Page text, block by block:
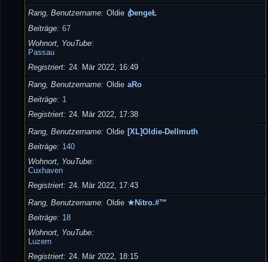
Rang, Benutzername Oldie ꞗengeȽ
Beiträge 67
Wohnort, YouTube
Passau
Registriert 24. Mär 2022, 16:49
Rang, Benutzername Oldie aRo
Beiträge
1
Registriert 24. Mär 2022, 17:38
Rang, Benutzername Oldie [XL]Oldie-Dellmuth
Beiträge
140
Wohnort, YouTube
Cuxhaven
Registriert 24. Mär 2022, 17:43
Rang, Benutzername Oldie ★Nitro.#™
Beiträge
18
Wohnort, YouTube
Luzern
Registriert 24. Mär 2022, 18:15